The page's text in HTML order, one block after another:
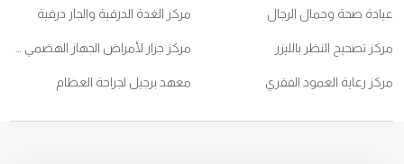
عيادة صحة وجمال الرجال مركز الغدة الدرقية والجار درقية
مركز تصحيح النظر بالليزر مركز جزار لأمراض الجهاز الهضمي والكبد
مركز رعاية العمود الفقري معهد برجيل لجراحة العظام